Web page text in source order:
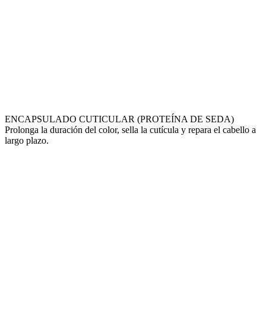
ENCAPSULADO CUTICULAR (PROTEÍNA DE SEDA)
Prolonga la duración del color, sella la cutícula y repara el cabello a
largo plazo.